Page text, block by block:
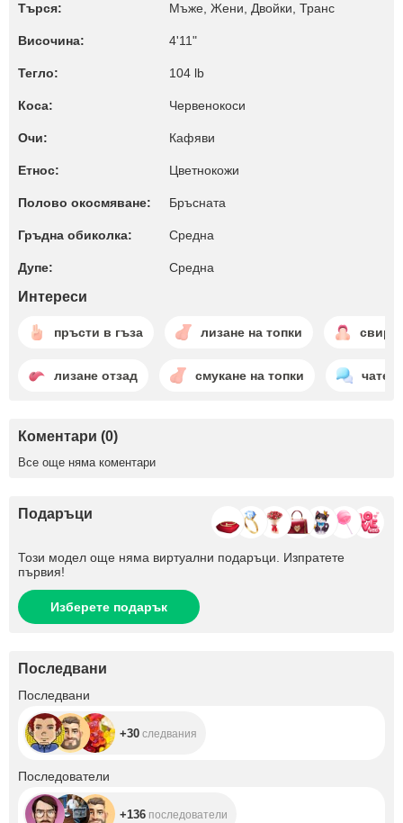
Търся: Мъже, Жени, Двойки, Транс
Височина: 4'11"
Тегло: 104 lb
Коса: Червенокоси
Очи: Кафяви
Етнос: Цветнокожи
Полово окосмяване: Бръсната
Гръдна обиколка: Среднa
Дупе: Среднa
Интереси
пръсти в гъза лизане на топки
лизане отзад смукане на топки чатене
Коментари (0)
Все още няма коментари
Подаръци
Този модел още няма виртуални подаръци. Изпратете
първия!
Изберете подарък
Последвани
Последвани
+30 следвания
Последователи
+136 последователи